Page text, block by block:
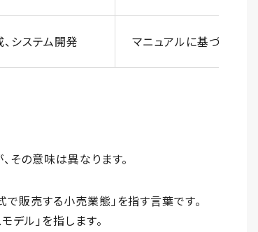
システム開発 マニュアルに基づく接客
その意味は異なります。
販売する小売業態」を指す言葉です。
デル」を指します。